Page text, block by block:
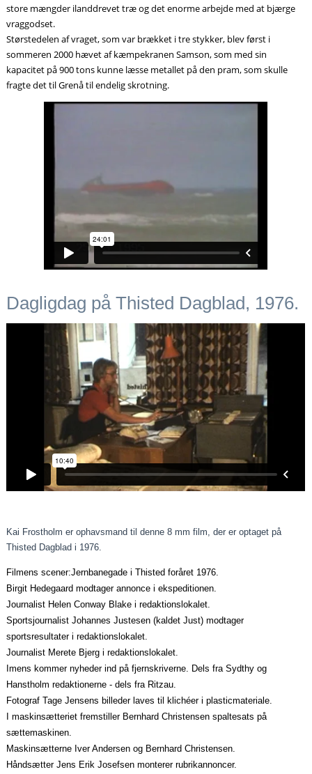
store mængder ilanddrevet træ og det enorme arbejde med at bjærge
vraggodset.
Størstedelen af vraget, som var brækket i tre stykker, blev først i
sommeren 2000 hævet af kæmpekranen Samson, som med sin
kapacitet på 900 tons kunne læsse metallet på den pram, som skulle
fragte det til Grenå til endelig skrotning.
Dagligdag på Thisted Dagblad, 1976.
Kai Frostholm er ophavsmand til denne 8 mm film, der er optaget på
Thisted Dagblad i 1976.
Filmens scener:Jernbanegade i Thisted foråret 1976.
Birgit Hedegaard modtager annonce i ekspeditionen.
Journalist Helen Conway Blake i redaktionslokalet.
Sportsjournalist Johannes Justesen (kaldet Just) modtager
sportsresultater i redaktionslokalet.
Journalist Merete Bjerg i redaktionslokalet.
Imens kommer nyheder ind på fjernskriverne. Dels fra Sydthy og
Hanstholm redaktionerne - dels fra Ritzau.
Fotograf Tage Jensens billeder laves til klichéer i plasticmateriale.
I maskinsætteriet fremstiller Bernhard Christensen spaltesats på
sættemaskinen.
Maskinsætterne Iver Andersen og Bernhard Christensen.
Håndsætter Jens Erik Josefsen monterer rubrikannoncer.